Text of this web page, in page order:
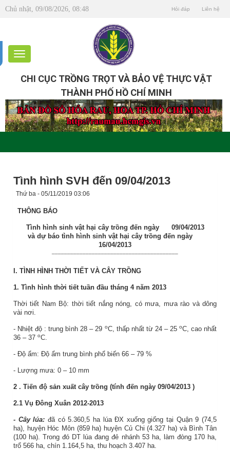
Chủ nhật, 09/08/2026, 08:48 Hỏi đáp Liên hệ
CHI CỤC TRỒNG TRỌT VÀ BẢO VỆ THỰC VẬT
THÀNH PHỐ HỒ CHÍ MINH
Tình hình SVH đến 09/04/2013
Thứ ba - 05/11/2019 03:06
THÔNG BÁO
Tình hình sinh vật hại cây trồng đến ngày 09/04/2013
và dự báo tình hình sinh vật hại cây trồng đến ngày
16/04/2013
I. TÌNH HÌNH THỜI TIẾT VÀ CÂY TRỒNG
1. Tình hình thời tiết tuần đầu tháng 4 năm 2013
Thời tiết Nam Bộ: thời tiết nắng nóng, có mưa, mưa rào và dông
vài nơi.
- Nhiệt độ :trung bình 28 – 29 oC, thấp nhất từ 24 – 25 oC, cao nhất
36 – 37 oC.
- Độ ẩm: Độ ẩm trung bình phổ biến 66 – 79 %
- Lượng mưa: 0 – 10 mm
2 . Tiến độ sản xuất cây trồng (tính đến ngày 09/04/2013 )
2.1 Vụ Đông Xuân 2012-2013
- Cây lúa: đã có 5.360,5 ha lúa ĐX xuống giống tại Quận 9 (74,5
ha), huyện Hóc Môn (859 ha) huyện Củ Chi (4.327 ha) và Bình Tân
(100 ha). Trong đó DT lúa đang đẻ nhánh 53 ha, làm đòng 170 ha,
trổ 566 ha, chín 1.164,5 ha, thu hoạch 3.407 ha.